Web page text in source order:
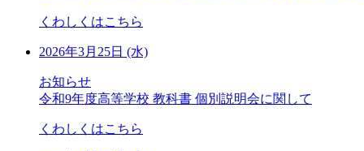
くわしくはこちら
2026年3月25日 (水)
お知らせ
令和9年度高等学校 教科書 個別説明会に関して
くわしくはこちら